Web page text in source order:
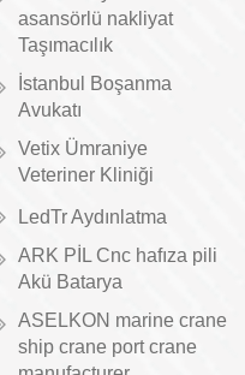
asansörlü nakliyat
Taşımacılık
İstanbul Boşanma
Avukatı
Vetix Ümraniye
Veteriner Kliniği
LedTr Aydınlatma
ARK PİL Cnc hafıza pili
Akü Batarya
ASELKON marine crane
ship crane port crane